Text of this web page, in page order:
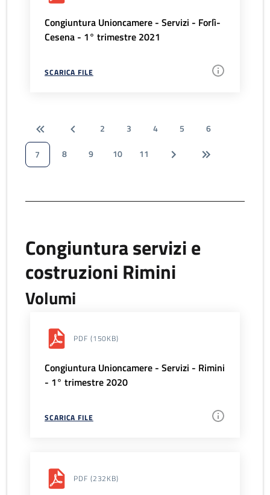
Congiuntura Unioncamere - Servizi - Forlì-
Cesena - 1° trimestre 2021
SCARICA FILE
2 3 4 5
6
7
8 9 10 11
Congiuntura servizi e
costruzioni Rimini
Volumi
PDF (150KB)
Congiuntura Unioncamere - Servizi - Rimini
- 1° trimestre 2020
SCARICA FILE
PDF (232KB)